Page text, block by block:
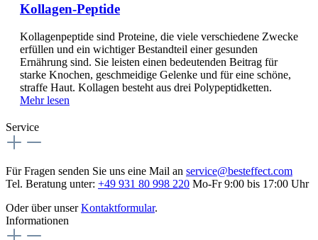
Kollagen-Peptide
Kollagenpeptide sind Proteine, die viele verschiedene Zwecke
erfüllen und ein wichtiger Bestandteil einer gesunden
Ernährung sind. Sie leisten einen bedeutenden Beitrag für
starke Knochen, geschmeidige Gelenke und für eine schöne,
straffe Haut. Kollagen besteht aus drei Polypeptidketten.
Mehr lesen
Service
Für Fragen senden Sie uns eine Mail an service@besteffect.com
Tel. Beratung unter: +49 931 80 998 220 Mo-Fr 9:00 bis 17:00 Uhr
Oder über unserKontaktformular.
Informationen